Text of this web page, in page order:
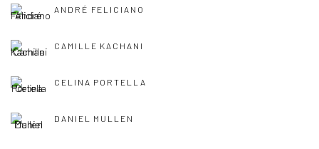
ANDRÉ FELICIANO
CAMILLE KACHANI
CELINA PORTELLA
DANIEL MULLEN